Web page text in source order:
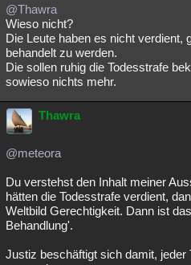
Spiritualität
Natur Umfragen Unterhaltung
weitere Rubriken
Philosophie Träume
Astronomie
Musik
Besucht Teilgenommen Alle
Lesenswert
@Thawra
Wieso nicht?
Die Leute haben es nicht verdient,
behandelt zu werden.
Die sollen ruhig die Todesstrafe
sowieso nichts mehr.
Thawra
@meteora
Du verstehst den Inhalt meiner
hätten die Todesstrafe verdient,
Weltbild Gerechtigkeit. Dann ist
Behandlung'.
Justiz beschäftigt sich damit, jeder